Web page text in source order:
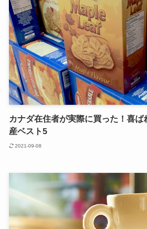
カナダ在住者が実際に買った！喜ば
産ベスト5
2021-09-08